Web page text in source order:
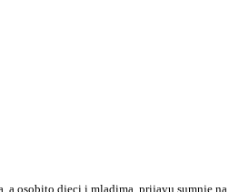
a osobito djeci i mladima, prijavu sumnje na